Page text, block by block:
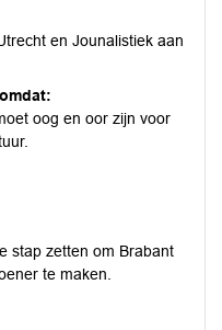
en Jounalistiek aan
oog en oor zijn voor
stap zetten om Brabant
te maken.